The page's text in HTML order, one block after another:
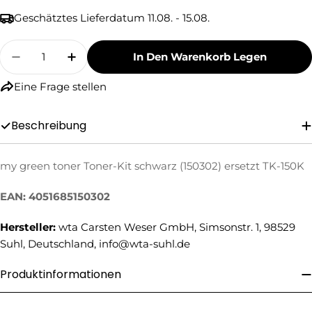
Geschätztes Lieferdatum 11.08. - 15.08.
Menge
Menge Für My Green Toner Toner-Kit
Menge Für My Green Toner Toner-
In Den Warenkorb Legen
Eine Frage stellen
Eine Frage stellen
Name
Ihre
E-
Telefonnummer
Beschreibung
my green toner Toner-Kit schwarz (150302) ersetzt TK-150K
EAN: 4051685150302
Hersteller: wta Carsten Weser GmbH, Simsonstr. 1, 98529
Suhl, Deutschland, info@wta-suhl.de
Produktinformationen